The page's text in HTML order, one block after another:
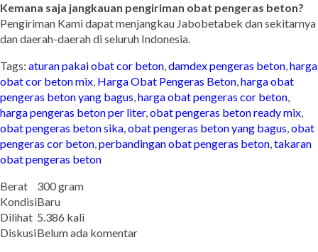
Kemana saja jangkauan pengiriman obat pengeras beton?
Pengiriman Kami dapat menjangkau Jabobetabek dan sekitarnya
dan daerah-daerah di seluruh Indonesia.
Tags: aturan pakai obat cor beton,damdex pengeras beton,harga
obat cor beton mix, Harga Obat Pengeras Beton,harga obat
pengeras beton yang bagus,harga obat pengeras cor beton,
harga pengeras beton per liter,obat pengeras beton ready mix,
obat pengeras beton sika,obat pengeras beton yang bagus,obat
pengeras cor beton,perbandingan obat pengeras beton,takaran
obat pengeras beton
Berat
300 gram
KondisiBaru
Dilihat 5.386 kali
DiskusiBelum ada komentar